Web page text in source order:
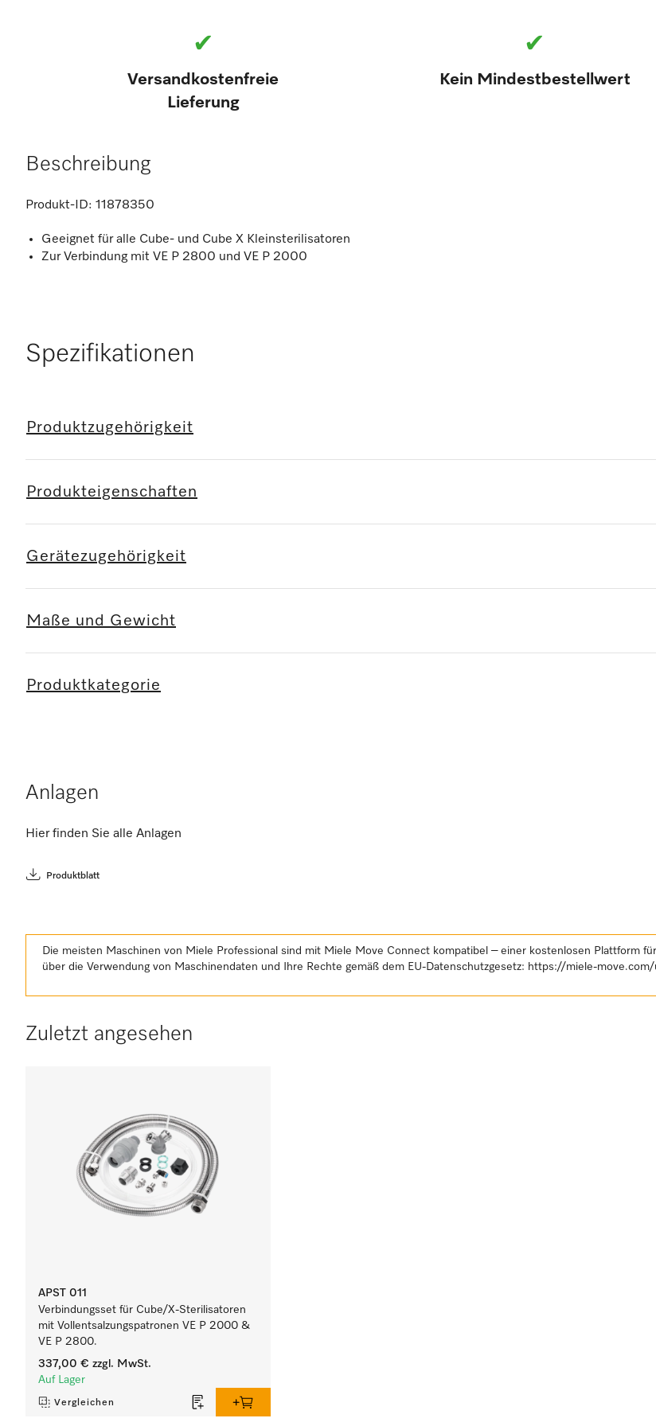
✔
Versandkostenfreie
Lieferung
✔
Kein Mindestbestellwert
Beschreibung
Produkt-ID: 11878350
Geeignet für alle Cube- und Cube X Kleinsterilisatoren
Zur Verbindung mit VE P 2800 und VE P 2000
Spezifikationen
Produktzugehörigkeit
Produkteigenschaften
Gerätezugehörigkeit
Maße und Gewicht
Produktkategorie
Anlagen
Hier finden Sie alle Anlagen
Produktblatt
Die meisten Maschinen von Miele Professional sind mit Miele Move Connect kompatibel – einer kostenlosen Plattform
über die Verwendung von Maschinendaten und Ihre Rechte gemäß dem EU-Datenschutzgesetz: https://miele-
Zuletzt angesehen
APST 011
Verbindungsset für Cube/X-Sterilisatoren
mit Vollentsalzungspatronen VE P 2000 &
VE P 2800.
337,00 € zzgl. MwSt.
Auf Lager
Vergleichen